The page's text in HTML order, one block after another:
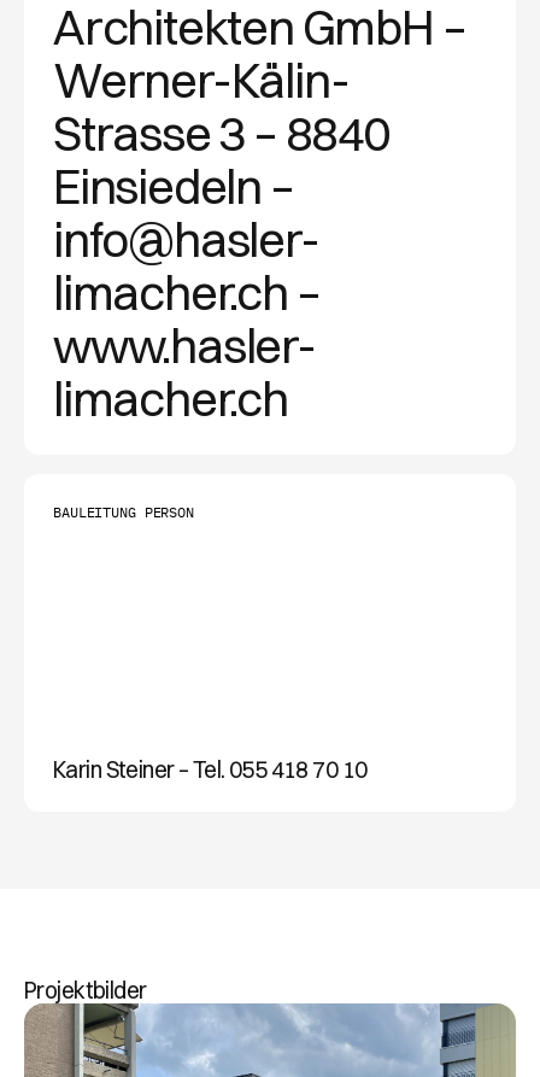
Architekten GmbH –
Werner-Kälin-
Strasse 3 – 8840
Einsiedeln –
info@hasler-
limacher.ch –
www.hasler-
limacher.ch
BAULEITUNG PERSON
Karin Steiner – Tel. 055 418 70 10
Projektbilder